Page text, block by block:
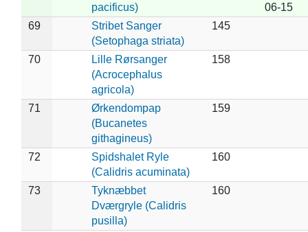
pacificus)
06-15
69
Stribet Sanger
(Setophaga striata)
145
70
Lille Rørsanger
(Acrocephalus
agricola)
158
71
Ørkendompap
(Bucanetes
githagineus)
159
72
Spidshalet Ryle
(Calidris acuminata)
160
73
Tyknæbbet
Dværgryle (Calidris
pusilla)
160